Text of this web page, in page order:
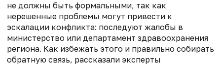
не должны быть формальными, так как
нерешенные проблемы могут привести к
эскалации конфликта: последуют жалобы в
министерство или департамент здравоохранения
региона. Как избежать этого и правильно собирать
обратную связь, рассказали эксперты